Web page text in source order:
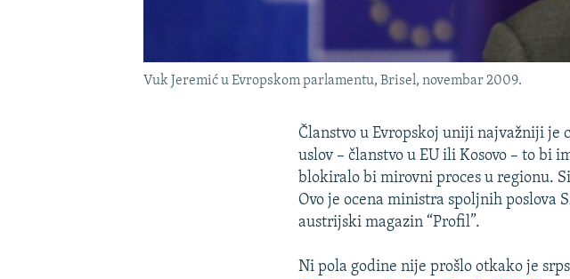
Vuk Jeremić u Evropskom parlamentu, Brisel, novembar 2009.
Članstvo u Evropskoj uniji najvažniji
uslov – članstvo u EU ili Kosovo – to bi
blokiralo bi mirovni proces u regionu.
Ovo je ocena ministra spoljnih poslova
austrijski magazin “Profil”.
Ni pola godine nije prošlo otkako je